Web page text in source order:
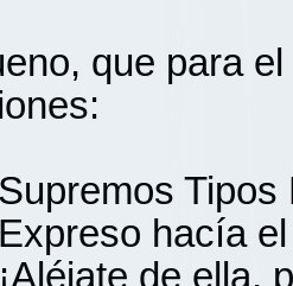
que para
Tipos
hacía
de ella,